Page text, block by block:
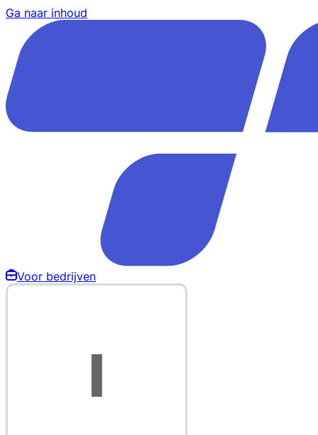
Ga naar inhoud
Voor bedrijven